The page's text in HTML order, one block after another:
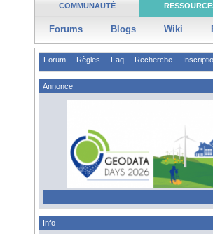
COMMUNAUTÉ
Forums Blogs Wiki
Forum Règles Faq Recherche
Annonce
Info